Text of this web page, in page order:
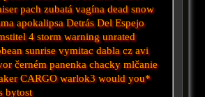
pach zubatá vagína dead snow
apokalipsa Detrás Del Espejo
4 storm warning unrated
sunrise vymitac dabla cz avi
černém panenka chacky mlčanie
CARGO warlok3 would you*
bytost